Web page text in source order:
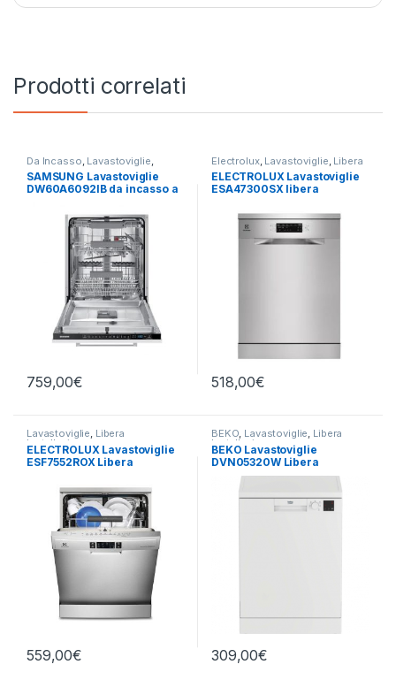
Prodotti correlati
Da Incasso Lavastoviglie
SAMSUNG
SAMSUNG Lavastoviglie
DW60A6092IB da incasso a
759,00€
Electrolux, Lavastoviglie Libera
Installazione
ELECTROLUX Lavastoviglie
ESA47300SX libera
518,00€
Lavastoviglie, Libera
Installazione
ELECTROLUX Lavastoviglie
ESF7552ROX Libera
559,00€
BEKO, Lavastoviglie, Libera
Installazione
BEKO Lavastoviglie
DVN05320W Libera
installazione
309,00€